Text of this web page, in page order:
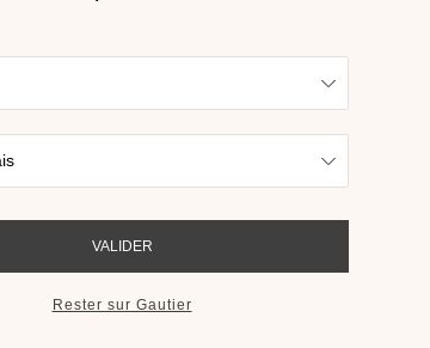
Trouvez
nos collections sur
RECEVOIR LE